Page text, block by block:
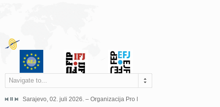
Navigate to...
Grada Sarajeva povodom Dana Sarajeva dugogodišnjoj...
Sarajevo, 02. juli 2026. – Organizacija Pro Educa juče je uspješno